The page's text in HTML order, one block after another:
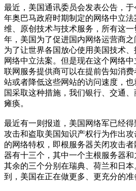
最近，美国通讯委员会发表公告，于
年奥巴马政府时期制定的网络中立
维、原创技术与技术服务，所有这
年，美国为了促进国内网络运营商
为了让世界各国放心使用美国技术
网络中立法案。但是现在这个网络
联网服务提供商可以在提前告知消
站或者降低这些网站的访问速度，
国采取这种措施，我们银行、交通
瘫痪。
最近有一则报道，美国网络军已经
攻击和盗取美国知识产权行为作出
的网络特权，即根服务器关闭攻击
器有十三个，其中一个主根服务器和
其余的三个分别在瑞典、荷兰和日
到，美国在正在做更多、更充分的准